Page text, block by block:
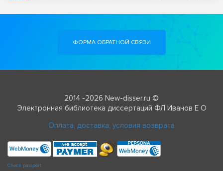
ФОРМА ОБРАТНОЙ СВЯЗИ
2014 -2026 New-disser.ru ©
Электронная библиотека диссертаций ФЛ Иванов Е О
Оплата, доставка, условия возврата
Check passport